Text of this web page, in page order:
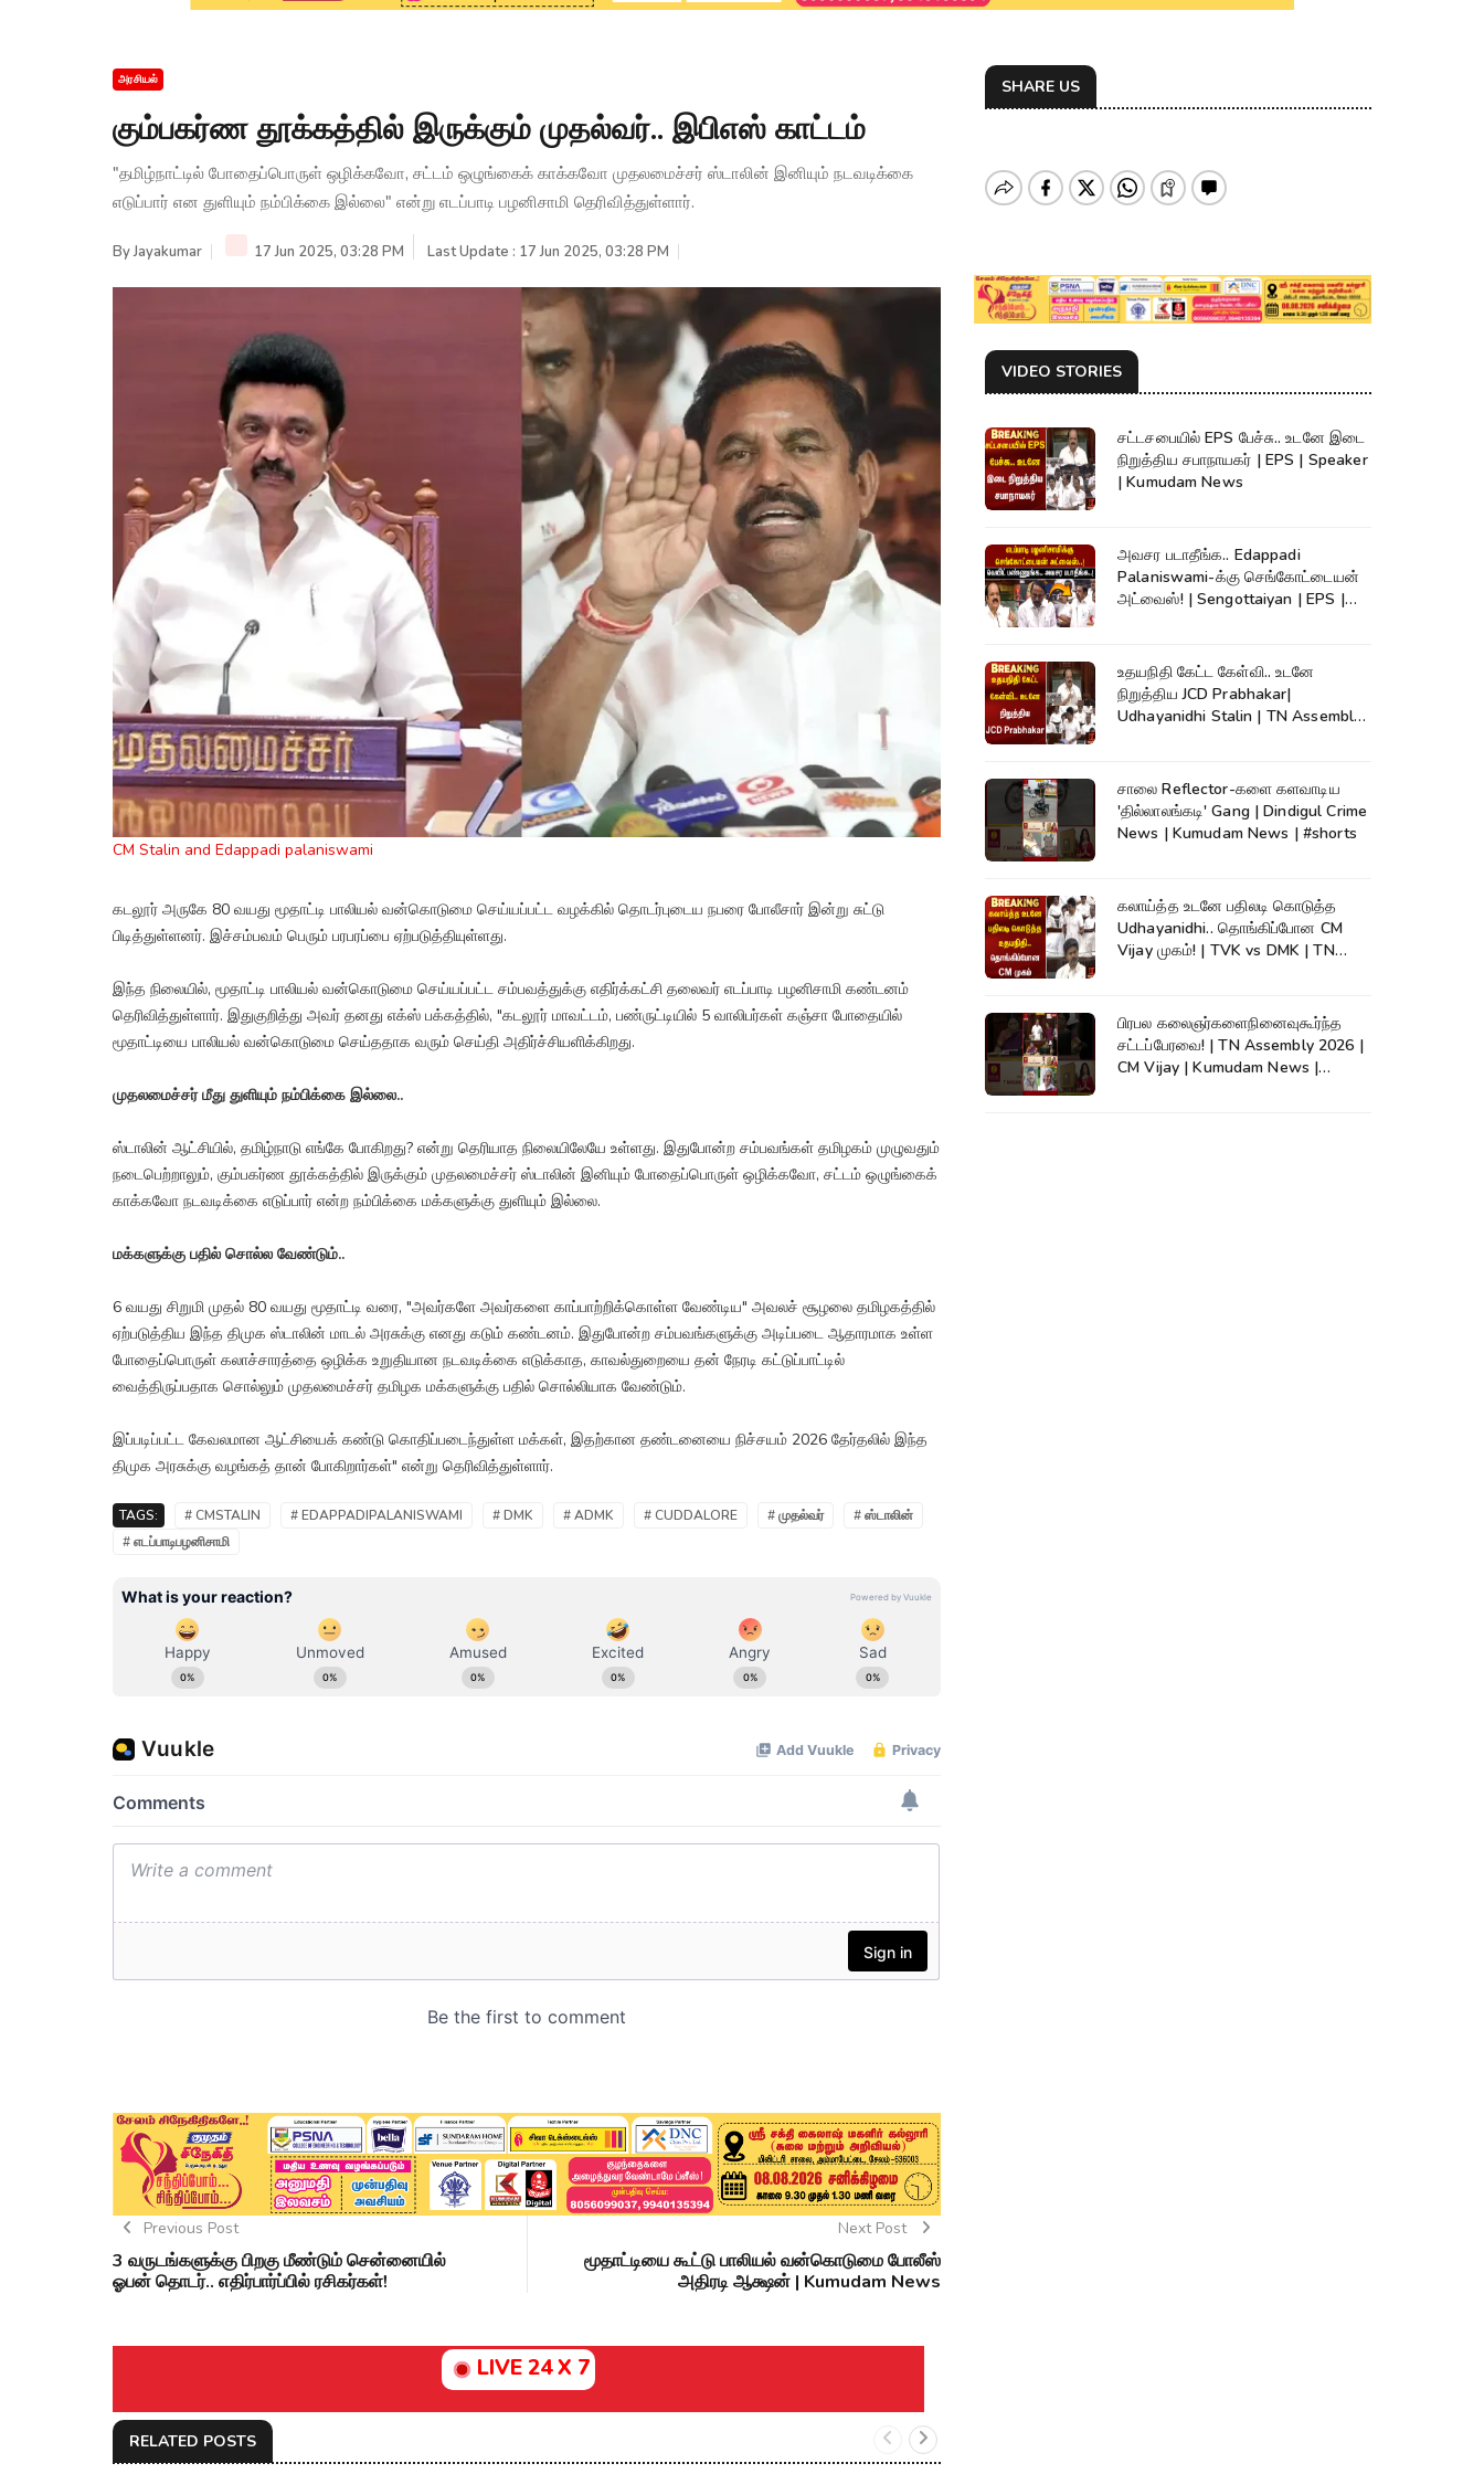
அரசியல்
கும்பகர்ண தூக்கத்தில் இருக்கும் முதல்வர்.. இபிஎஸ் காட்டம்
"தமிழ்நாட்டில் போதைப்பொருள் ஒழிக்கவோ, சட்டம் ஒழுங்கைக் காக்கவோ முதலமைச்சர் ஸ்டாலின் இனியும் நடவடிக்கை
எடுப்பார் என துளியும் நம்பிக்கை இல்லை" என்று எடப்பாடி பழனிசாமி தெரிவித்துள்ளார்.
ByJayakumar 17 Jun 2025, 03:28 PM Last Update : 17 Jun 2025, 03:28 PM
CM Stalin and Edappadi palaniswami
கடலூர் அருகே 80 வயது மூதாட்டி பாலியல் வன்கொடுமை செய்யப்பட்ட வழக்கில் தொடர்புடைய நபரை போலீசார் இன்று சுட்டு
பிடித்துள்ளனர். இச்சம்பவம் பெரும் பரபரப்பை ஏற்படுத்தியுள்ளது.
இந்த நிலையில், மூதாட்டி பாலியல் வன்கொடுமை செய்யப்பட்ட சம்பவத்துக்கு எதிர்க்கட்சி தலைவர் எடப்பாடி பழனிசாமி கண்டனம்
தெரிவித்துள்ளார். இதுகுறித்து அவர் தனது எக்ஸ் பக்கத்தில், "கடலூர் மாவட்டம், பண்ருட்டியில் 5 வாலிபர்கள் கஞ்சா போதையில்
மூதாட்டியை பாலியல் வன்கொடுமை செய்ததாக வரும் செய்தி அதிர்ச்சியளிக்கிறது.
முதலமைச்சர் மீது துளியும் நம்பிக்கை இல்லை..
ஸ்டாலின் ஆட்சியில், தமிழ்நாடு எங்கே போகிறது? என்று தெரியாத நிலையிலேயே உள்ளது. இதுபோன்ற சம்பவங்கள் தமிழகம் முழுவதும்
நடைபெற்றாலும், கும்பகர்ண தூக்கத்தில் இருக்கும் முதலமைச்சர் ஸ்டாலின் இனியும் போதைப்பொருள் ஒழிக்கவோ, சட்டம் ஒழுங்கைக்
காக்கவோ நடவடிக்கை எடுப்பார் என்ற நம்பிக்கை மக்களுக்கு துளியும் இல்லை.
மக்களுக்கு பதில் சொல்ல வேண்டும்..
6 வயது சிறுமி முதல் 80 வயது மூதாட்டி வரை, "அவர்களே அவர்களை காப்பாற்றிக்கொள்ள வேண்டிய" அவலச் சூழலை தமிழகத்தில்
ஏற்படுத்திய இந்த திமுக ஸ்டாலின் மாடல் அரசுக்கு எனது கடும் கண்டனம். இதுபோன்ற சம்பவங்களுக்கு அடிப்படை ஆதாரமாக உள்ள
போதைப்பொருள் கலாச்சாரத்தை ஒழிக்க உறுதியான நடவடிக்கை எடுக்காத, காவல்துறையை தன் நேரடி கட்டுப்பாட்டில்
வைத்திருப்பதாக சொல்லும் முதலமைச்சர் தமிழக மக்களுக்கு பதில் சொல்லியாக வேண்டும்.
இப்படிப்பட்ட கேவலமான ஆட்சியைக் கண்டு கொதிப்படைந்துள்ள மக்கள், இதற்கான தண்டனையை நிச்சயம் 2026 தேர்தலில் இந்த
திமுக அரசுக்கு வழங்கத் தான் போகிறார்கள்" என்று தெரிவித்துள்ளார்.
TAGS: # CMSTALIN # EDAPPADIPALANISWAMI # DMK # ADMK # CUDDALORE # முதல்வர்
# ஸ்டாலின்
# எடப்பாடிபழனிசாமி
Previous Post
3 வருடங்களுக்கு பிறகு மீண்டும் சென்னையில்
ஓபன் தொடர்.. எதிர்பார்ப்பில் ரசிகர்கள்!
Next Post
மூதாட்டியை கூட்டு பாலியல் வன்கொடுமை போலீஸ்
அதிரடி ஆக்ஷன் | Kumudam News
LIVE 24 X 7
RELATED POSTS
SHARE US
VIDEO STORIES
சட்டசபையில் EPS பேச்சு.. உடனே இடை
நிறுத்திய சபாநாயகர் | EPS | Speaker
| Kumudam News
அவசர படாதீங்க.. Edappadi
Palaniswami-க்கு செங்கோட்டையன்
அட்வைஸ்! | Sengottaiyan | EPS |
உதயநிதி கேட்ட கேள்வி.. உடனே
நிறுத்திய JCD Prabhakar|
Udhayanidhi Stalin | TN Assembly |
சாலை Reflector-களை களவாடிய
'தில்லாலங்கடி' Gang | Dindigul Crime
News | Kumudam News | #shorts
கலாய்த்த உடனே பதிலடி கொடுத்த
Udhayanidhi.. தொங்கிப்போன CM
Vijay முகம்! | TVK vs DMK | TN
பிரபல கலைஞர்களைநினைவுகூர்ந்த
சட்டப்பேரவை! | TN Assembly 2026 |
CM Vijay | Kumudam News |